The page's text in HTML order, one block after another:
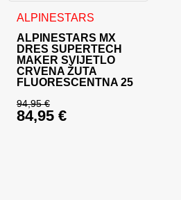
ALPINESTARS
ALPINESTARS MX
DRES SUPERTECH
MAKER SVIJETLO
CRVENA ŽUTA
FLUORESCENTNA 25
94,95€
Izvorna cijena bila je:
84,95 €
Ovaj proizvod ima više varijanti.